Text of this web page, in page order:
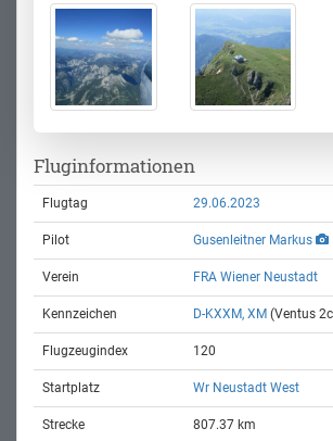
Fluginformationen
Flugtag 29.06.2023
Pilot Gusenleitner Markus
Verein FRA Wiener Neustadt
Kennzeichen D-KXXM, XM (Ventus
Flugzeugindex 120
Startplatz Wr Neustadt West
Strecke 807.37 km